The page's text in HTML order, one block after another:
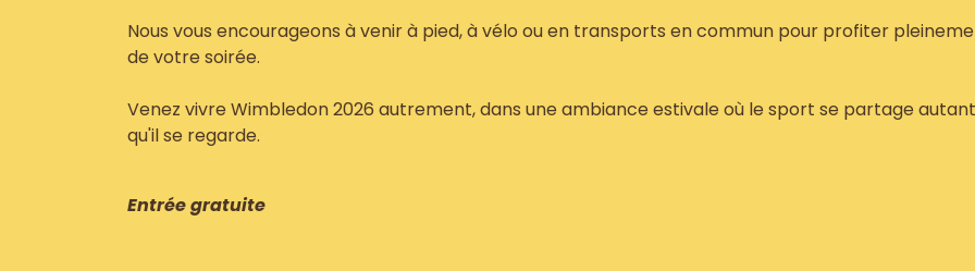
Nous vous encourageons à venir à pied, à vélo ou en transports en commun pour profiter
de votre soirée.
Venez vivre Wimbledon 2026 autrement, dans une ambiance estivale où le sport se partage autant
qu'il se regarde.
Entrée gratuite